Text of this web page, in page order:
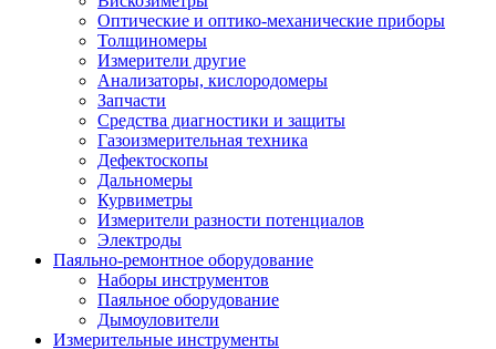
Оптические и оптико-механические приборы
Толщиномеры
Измерители другие
Анализаторы, кислородомеры
Запчасти
Средства диагностики и защиты
Газоизмерительная техника
Дефектоскопы
Дальномеры
Курвиметры
Измерители разности потенциалов
Электроды
Паяльно-ремонтное оборудование
Наборы инструментов
Паяльное оборудование
Дымоуловители
Измерительные инструменты